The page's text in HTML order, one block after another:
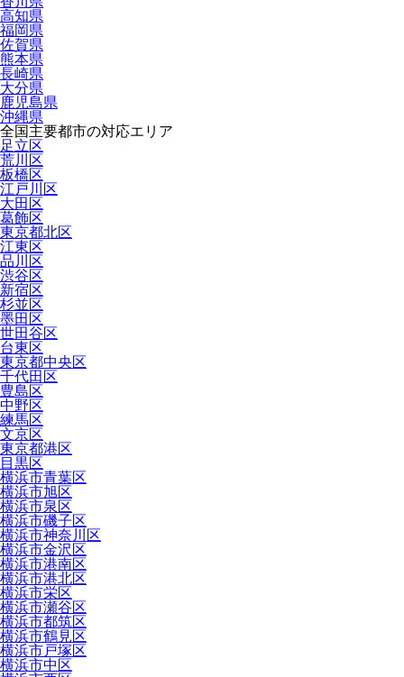
高知県
福岡県
佐賀県
熊本県
長崎県
大分県
鹿児島県
沖縄県
全国主要都市の対応エリア
足立区
荒川区
板橋区
江戸川区
大田区
葛飾区
東京都北区
江東区
品川区
渋谷区
新宿区
杉並区
墨田区
世田谷区
台東区
東京都中央区
千代田区
豊島区
中野区
練馬区
文京区
東京都港区
目黒区
横浜市青葉区
横浜市旭区
横浜市泉区
横浜市磯子区
横浜市神奈川区
横浜市金沢区
横浜市港南区
横浜市港北区
横浜市栄区
横浜市瀬谷区
横浜市都筑区
横浜市鶴見区
横浜市戸塚区
横浜市中区